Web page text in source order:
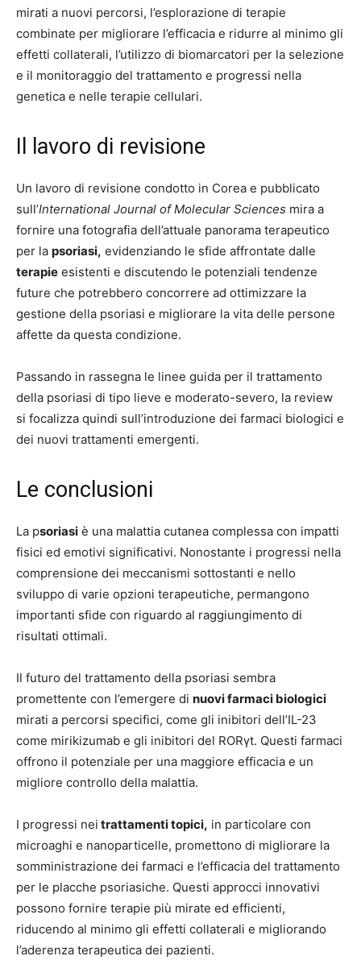
mirati a nuovi percorsi, l’esplorazione di terapie
combinate per migliorare l’efficacia e ridurre al minimo gli
effetti collaterali, l’utilizzo di biomarcatori per la selezione
e il monitoraggio del trattamento e progressi nella
genetica e nelle terapie cellulari.
Il lavoro di revisione
Un lavoro di revisione condotto in Corea e pubblicato
sull’International Journal of Molecular Sciences mira a
fornire una fotografia dell’attuale panorama terapeutico
per la psoriasi, evidenziando le sfide affrontate dalle
terapie esistenti e discutendo le potenziali tendenze
future che potrebbero concorrere ad ottimizzare la
gestione della psoriasi e migliorare la vita delle persone
affette da questa condizione.
Passando in rassegna le linee guida per il trattamento
della psoriasi di tipo lieve e moderato-severo, la review
si focalizza quindi sull’introduzione dei farmaci biologici e
dei nuovi trattamenti emergenti.
Le conclusioni
La psoriasi è una malattia cutanea complessa con impatti
fisici ed emotivi significativi. Nonostante i progressi nella
comprensione dei meccanismi sottostanti e nello
sviluppo di varie opzioni terapeutiche, permangono
importanti sfide con riguardo al raggiungimento di
risultati ottimali.
Il futuro del trattamento della psoriasi sembra
promettente con l’emergere di nuovi farmaci biologici
mirati a percorsi specifici, come gli inibitori dell’IL-23
come mirikizumab e gli inibitori del RORγt. Questi farmaci
offrono il potenziale per una maggiore efficacia e un
migliore controllo della malattia.
I progressi nei trattamenti topici, in particolare con
microaghi e nanoparticelle, promettono di migliorare la
somministrazione dei farmaci e l’efficacia del trattamento
per le placche psoriasiche. Questi approcci innovativi
possono fornire terapie più mirate ed efficienti,
riducendo al minimo gli effetti collaterali e migliorando
l’aderenza terapeutica dei pazienti.